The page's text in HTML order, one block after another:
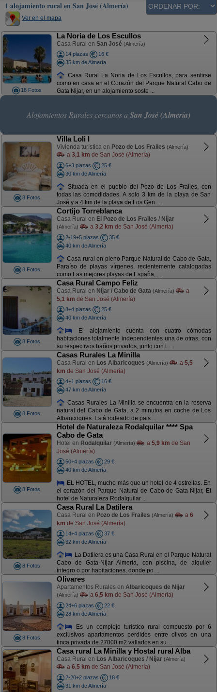
1 alojamiento rural en San José (Almería)
Ver en el mapa
18 Fotos
La Noria de Los Escullos
Casa Rural en San José (Almería)
14 plazas
16 €
35 km de Almería
Casa Rural La Noria de Los Escullos, para sentirse
como en casa en el Corazón del Parque Natural Cabo de
Gata Nijar, en un alojamiento soste ...
Alojamientos Rurales cercanos a San José (Almería)
8 Fotos
Villa Loli I
Vivienda turística en Pozo de Los Frailes (Almería)
a 3,1 km de San José (Almería)
6+3 plazas
25 €
30 km de Almería
Situada en el pueblo del Pozo de Los Frailes, con
todas las comodidades. A solo 3 km de la playa de San
José y a 4 km de la playa de Los Gen ...
8 Fotos
Cortijo Torreblanca
Casa Rural en El Pozo de Los Frailes / Níjar
(Almería) a 3,2 km de San José (Almería)
2-19+5 plazas
35 €
40 km de Almería
Casa rural en pleno Parque Natural de Cabo de Gata,
Paraíso de playas vírgenes, recientemente catalogadas
como Las mejores playas de España, ...
8 Fotos
Casa Rural Campo Feliz
Casa Rural en Níjar / Cabo de Gata (Almería)
a
5,1 km de San José (Almería)
8+4 plazas
25 €
40 km de Almería
El alojamiento cuenta con cuatro cómodas
habitaciones totalmente independientes una de otras, con
su respectivos baños privados, junto con t ...
8 Fotos
Casas Rurales La Minilla
Casa Rural en Los Albaricoques (Almería) a 5,5
km de San José (Almería)
4+1 plazas
16 €
47 km de Almería
Casas Rurales La Minilla se encuentra en la reserva
natural del Cabo de Gata, a 2 minutos en coche de Los
Albaricoques. Está rodeado de pais ...
8 Fotos
Hotel de Naturaleza Rodalquilar **** Spa
Cabo de Gata
Hotel en Rodalquilar (Almería) a 5,9 km de San
José (Almería)
50+4 plazas
29 €
40 km de Almería
EL HOTEL, mucho más que un hotel de 4 estrellas. En
el corazón del Parque Natural de Cabo de Gata Nijar, El
hotel de Naturaleza Rodalquilar ...
8 Fotos
Casa Rural La Datilera
Casa Rural en Pozo de Los Frailes (Almería) a 6
km de San José (Almería)
14+4 plazas
37 €
32 km de Almería
La Datilera es una Casa Rural en el Parque Natural
Cabo de Gata-Níjar Almería, con piscina, de alquiler
íntegro o por habitaciones, donde po ...
8 Fotos
Olivares
Apartamentos Rurales en Albaricoques de Nijar
(Almería) a 6,5 km de San José (Almería)
24+6 plazas
22 €
28 km de Almería
Es un complejo turístico rural compuesto por 6
exclusivos apartamentos perdidos entre olivos en una
finca privada de 27000 m2 vallados en su ...
Casa rural La Minilla y Hostal rural Alba
Casa Rural en Los Albaricoques / Níjar (Almería)
a 6,5 km de San José (Almería)
2-20+2 plazas
18 €
31 km de Almería